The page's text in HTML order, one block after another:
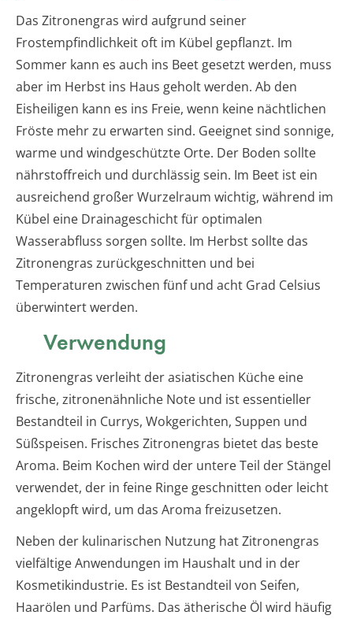
Das Zitronengras wird aufgrund seiner
Frostempfindlichkeit oft im Kübel gepflanzt. Im
Sommer kann es auch ins Beet gesetzt werden, muss
aber im Herbst ins Haus geholt werden. Ab den
Eisheiligen kann es ins Freie, wenn keine nächtlichen
Fröste mehr zu erwarten sind. Geeignet sind sonnige,
warme und windgeschützte Orte. Der Boden sollte
nährstoffreich und durchlässig sein. Im Beet ist ein
ausreichend großer Wurzelraum wichtig, während im
Kübel eine Drainageschicht für optimalen
Wasserabfluss sorgen sollte. Im Herbst sollte das
Zitronengras zurückgeschnitten und bei
Temperaturen zwischen fünf und acht Grad Celsius
überwintert werden.
Verwendung
Zitronengras verleiht der asiatischen Küche eine
frische, zitronenähnliche Note und ist essentieller
Bestandteil in Currys, Wokgerichten, Suppen und
Süßspeisen. Frisches Zitronengras bietet das beste
Aroma. Beim Kochen wird der untere Teil der Stängel
verwendet, der in feine Ringe geschnitten oder leicht
angeklopft wird, um das Aroma freizusetzen.
Neben der kulinarischen Nutzung hat Zitronengras
vielfältige Anwendungen im Haushalt und in der
Kosmetikindustrie. Es ist Bestandteil von Seifen,
Haarölen und Parfüms. Das ätherische Öl wird häufig